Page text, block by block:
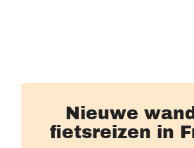
Nieuwe
fietsreizen in